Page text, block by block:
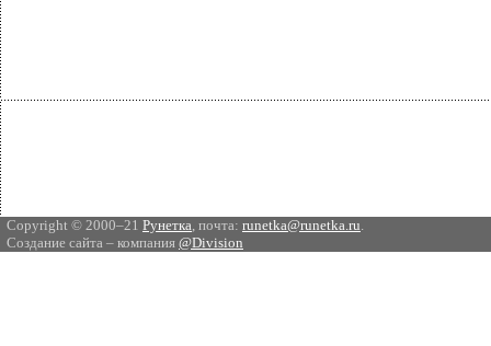
Copyright © 2000–21 Рунетка, почта: runetka@runetka.ru.
Создание сайта – компания @Division